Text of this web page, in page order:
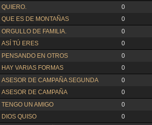
QUIERO. 0
QUE ES DE MONTAÑAS 0
ORGULLO DE FAMILIA. 0
ASÍ TÚ ERES 0
PENSANDO EN OTROS 0
HAY VARIAS FORMAS 0
ASESOR DE CAMPAÑA SEGUNDA 0
ASESOR DE CAMPAÑA 0
TENGO UN AMIGO 0
DIOS QUISO 0